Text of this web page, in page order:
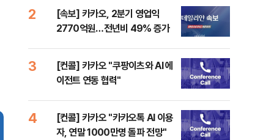
2
[속보] 카카오, 2분기 영업익
2770억원…전년비 49% 증가
3
[컨콜] 카카오 "쿠팡이츠와 AI 에
이전트 연동 협력"
4
[컨콜] 카카오 "카카오톡 AI 이용
자, 연말 1000만명 돌파 전망"